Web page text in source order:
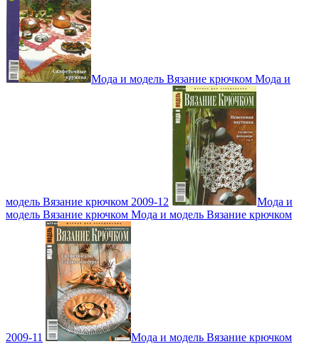
Мода и модель Вязание крючком Мода и
модель Вязание крючком 2009-12
Мода и
модель Вязание крючком Мода и модель Вязание крючком
2009-11 Мода и модель Вязание крючком